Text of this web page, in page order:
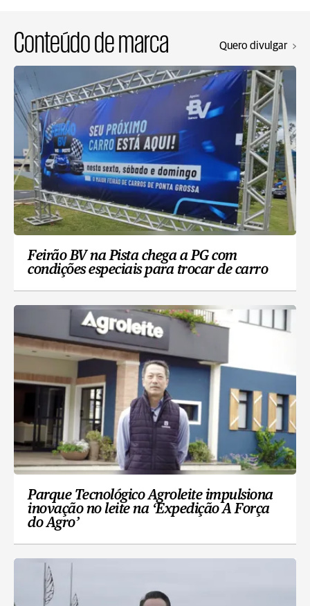
Conteúdo de marca Quero divulgar
Feirão BV na Pista chega a PG com
condições especiais para trocar de carro
Parque Tecnológico Agroleite impulsiona
inovação no leite na ‘Expedição A Força
do Agro’